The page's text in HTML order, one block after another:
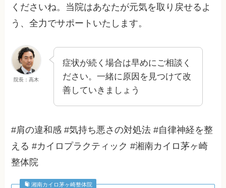
くださいね。当院はあなたが元気を取り戻せるよ
う、全力でサポートいたします。
院長：高木
症状が続く場合は早めにご相談く
ださい。一緒に原因を見つけて改
善していきましょう
#肩の違和感 #気持ち悪さの対処法 #自律神経を整
える #カイロプラクティック #湘南カイロ茅ヶ崎
整体院
湘南カイロ茅ヶ崎整体院